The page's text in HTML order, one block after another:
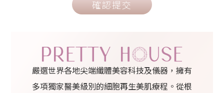
確認提交
嚴選世界各地尖端纖體美容科技及儀器，擁有
多項獨家醫美級別的細胞再生美肌療程。從根